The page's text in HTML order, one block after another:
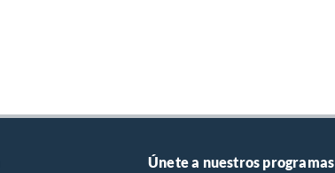
Únete a nuestros programas